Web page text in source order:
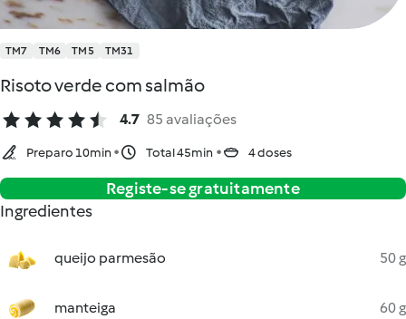
TM7 TM6 TM5 TM31
Risoto verde com salmão
4.7 85 avaliações
Preparo 10min Total 45min 4 doses
Registe-se gratuitamente
Ingredientes
queijo parmesão 50 g
manteiga 60 g